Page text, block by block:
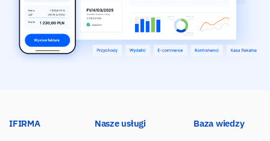
IFIRMA Nasze usługi Baza wiedzy